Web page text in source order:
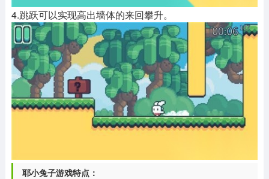
4.跳跃可以实现高出墙体的来回攀升。
耶小兔子游戏特点：